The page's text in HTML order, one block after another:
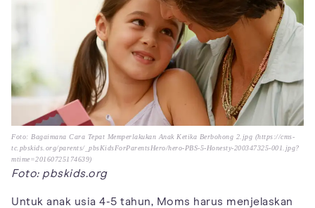
Foto: Bagaimana Cara Tepat Memperlakukan Anak Ketika Berbohong 2.jpg (https://cms-
tc.pbskids.org/parents/_pbsKidsForParentsHero/hero-PBS-5-Honesty-200347325-001.jpg?
mtime=20160725174639)
Foto: pbskids.org
Untuk anak usia 4-5 tahun, Moms harus menjelaskan